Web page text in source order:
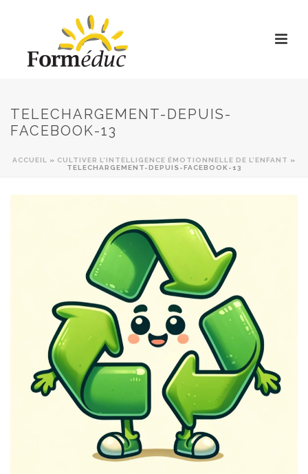
TELECHARGEMENT-DEPUIS-
FACEBOOK-13
ACCUEIL » CULTIVER L’INTELLIGENCE ÉMOTIONNELLE DE L’ENFANT »
TELECHARGEMENT-DEPUIS-FACEBOOK-13